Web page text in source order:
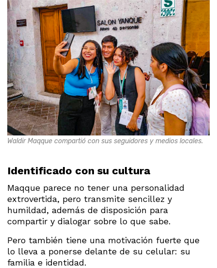
Waldir Maqque compartió con sus seguidores y medios locales.
Identificado con su cultura
Maqque parece no tener una personalidad
extrovertida, pero transmite sencillez y
humildad, además de disposición para
compartir y dialogar sobre lo que sabe.
Pero también tiene una motivación fuerte que
lo lleva a ponerse delante de su celular: su
familia e identidad.